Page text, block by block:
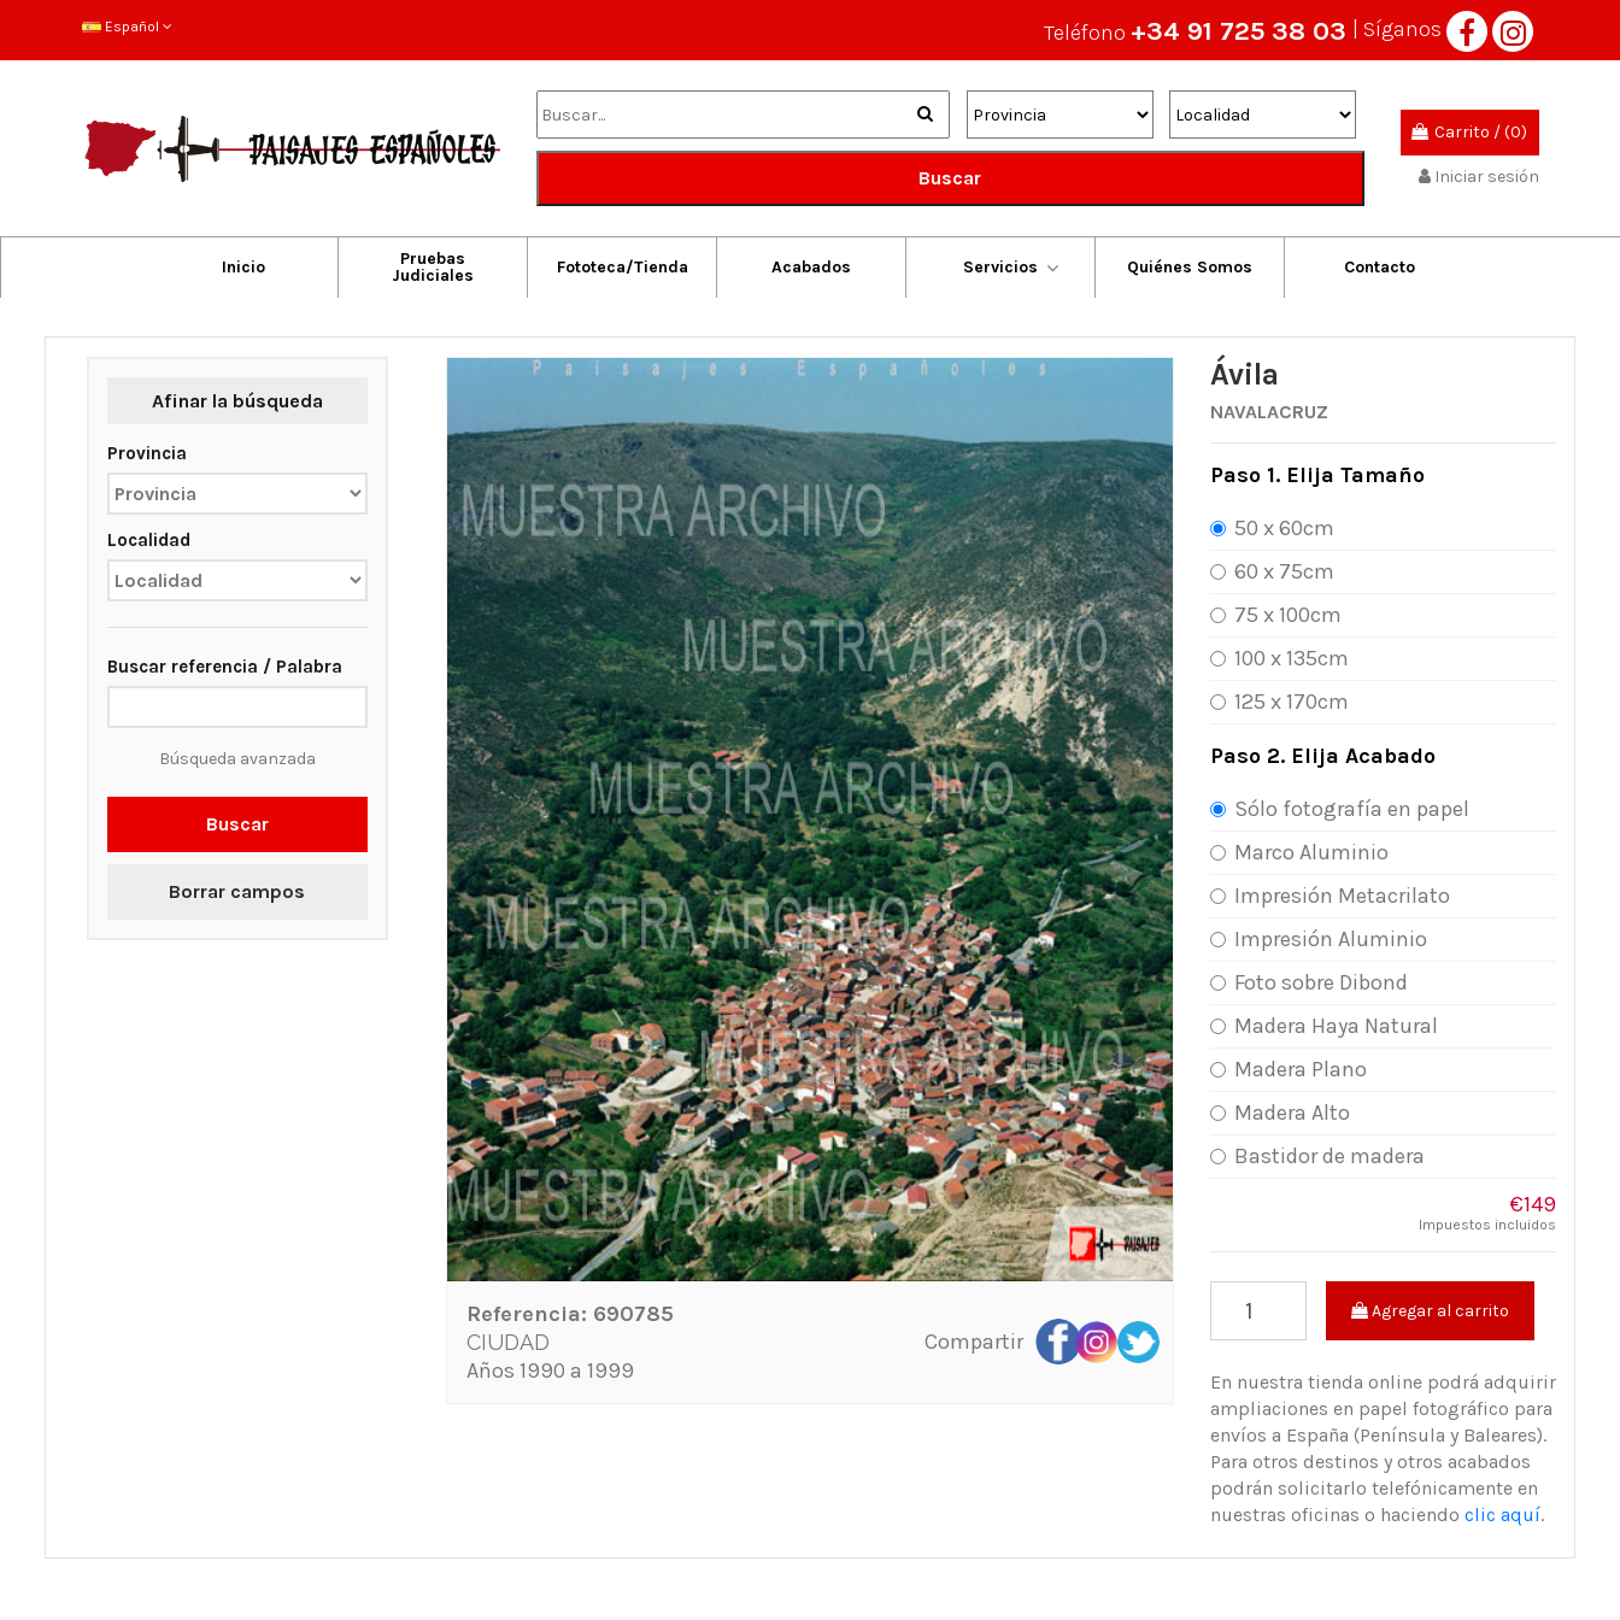
Español Teléfono +34 91 725 38 03 | Síganos
Buscar
Carrito /(0)
Iniciar sesión
Inicio
Pruebas
Judiciales
Fototeca/Tienda Acabados Servicios Quiénes Somos Contacto
Afinar la búsqueda
Provincia
Localidad
Buscar referencia / Palabra
Búsqueda avanzada
Buscar
Borrar campos
Referencia: 690785
CIUDAD
Años 1990 a 1999
Compartir
Ávila
NAVALACRUZ
Paso 1. Elija Tamaño
50 x 60cm
60 x 75cm
75 x 100cm
100 x 135cm
125 x 170cm
Paso 2. Elija Acabado
Sólo fotografía en papel
Marco Aluminio
Impresión Metacrilato
Impresión Aluminio
Foto sobre Dibond
Madera Haya Natural
Madera Plano
Madera Alto
Bastidor de madera
€149
Impuestos incluidos
Agregar al carrito
En nuestra tienda online podrá adquirir
ampliaciones en papel fotográfico para
envíos a España (Península y Baleares).
Para otros destinos y otros acabados
podrán solicitarlo telefónicamente en
nuestras oficinas o haciendo clic aquí.